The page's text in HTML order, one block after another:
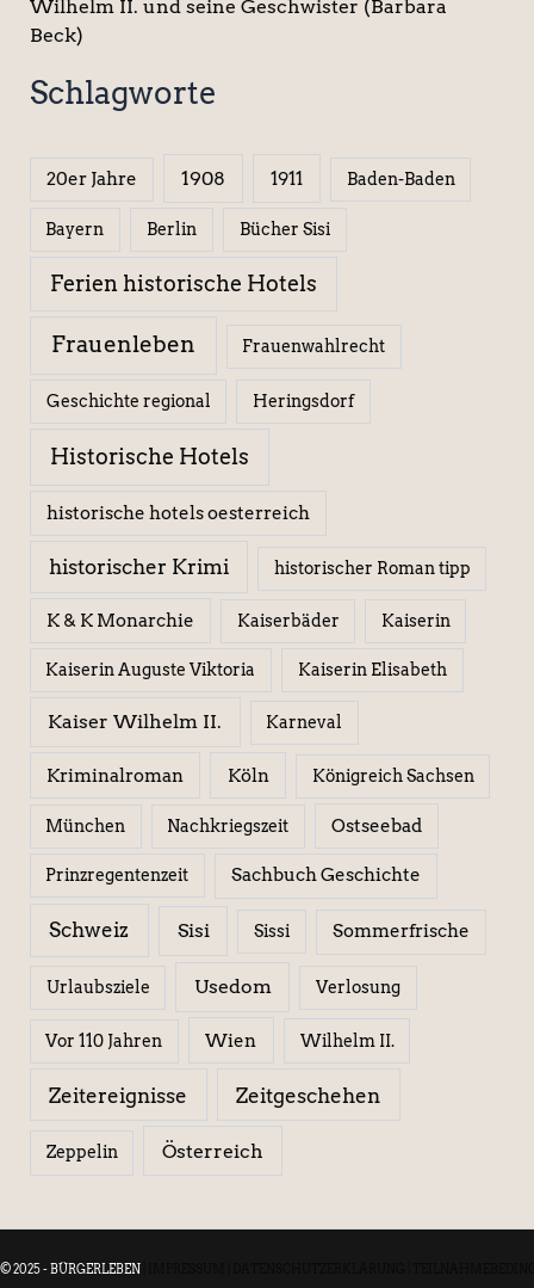
Wilhelm II. und seine Geschwister (Barbara
Beck)
Schlagworte
20er Jahre 1908 1911 Baden-Baden
Bayern Berlin Bücher Sisi
Ferien historische Hotels
Frauenleben Frauenwahlrecht
Geschichte regional Heringsdorf
Historische Hotels
historische hotels oesterreich
historischer Krimi historischer Roman tipp
K & K Monarchie Kaiserbäder Kaiserin
Kaiserin Auguste Viktoria Kaiserin Elisabeth
Kaiser Wilhelm II. Karneval
Kriminalroman Köln Königreich Sachsen
München Nachkriegszeit Ostseebad
Prinzregentenzeit Sachbuch Geschichte
Schweiz Sisi Sissi Sommerfrische
Urlaubsziele Usedom Verlosung
Vor 110 Jahren Wien Wilhelm II.
Zeitereignisse Zeitgeschehen
Zeppelin Österreich
© 2025 - BÜRGERLEBEN